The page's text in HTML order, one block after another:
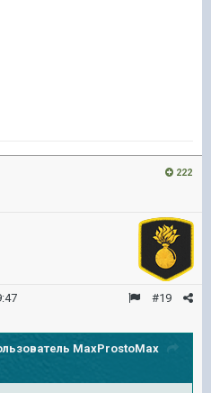
222
#19
MaxProstoMax